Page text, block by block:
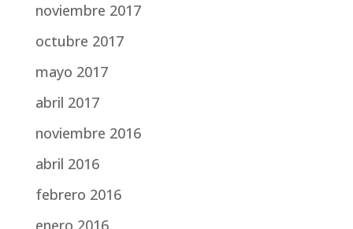
noviembre 2017
octubre 2017
mayo 2017
abril 2017
noviembre 2016
abril 2016
febrero 2016
enero 2016